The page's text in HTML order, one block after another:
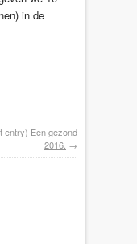
in de
entry) Een gezond
2016. →